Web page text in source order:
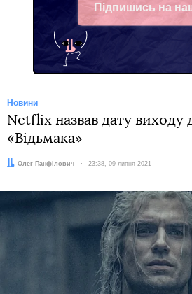
Підпишись на
Facebook
Новини
Netflix назвав дату виходу
«Відьмака»
Автор:
Олег Панфілович Дата:
23:38, 09 липня 2021